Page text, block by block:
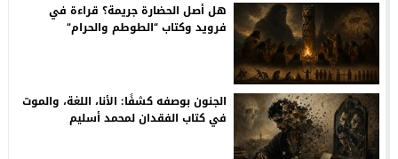
هل أصل الحضارة جريمة؟ قراءة في
فرويد وكتاب “الطوطم والحرام”
الجنون بوصفه كشفًا: الأنا، اللغة، والموت
في كتاب الفقدان لمحمد أسليم